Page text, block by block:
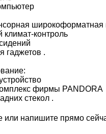
широкоформатная
климат-контроль
гаджетов .
фирмы PANDORA
стекол .
или напишите прямо